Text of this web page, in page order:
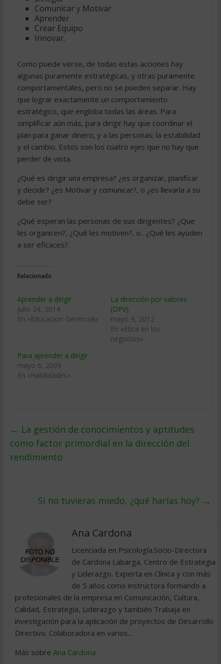
Comunicar y Motivar
Aprender
Crear Equipo
Innovar.
Como puede verse, de todas estas acciones hay
algunas puramente estratégicas, y otras puramente
comportamentales, pero no se pueden separar. Hay
que lograr exactamente un comportamiento
estratégico, que engloba todas las áreas. Para
simplificar aún más, para dirigir hay que coordinar el
plan para ganar dinero, y a las personas; la estabilidad
y el cambio. Estos son los cuatro ejes que no hay que
perder de vista.
¿Qué es dirigir una empresa? ¿es organizar, planificar
y decidir? ¿es Motivar y comunicar?, o ¿es llevarla a su
debe ser?
¿Qué esperan las personas de sus dirigentes? ¿Que
les organicen?, ¿Qué les motiven?, o…¿Qué les ayuden
a ser eficaces?.
Relacionado
Aprender a dirigir
julio 24, 2014
En «Educacion Gerencial»
La dirección por valores
(DPV)
mayo 9, 2012
En «Etica en los
negocios»
Para aprender a dirigir
mayo 6, 2009
En «Habilidades»
← La gestión de conocimientos y aptitudes
como factor primordial en la dirección del
rendimiento
Si no tuvieras miedo, ¿qué harías hoy? →
Ana Cardona
Licenciada en Psicología.Socio-Directora
de Cardona Labarga, Centro de Estrategia
y Liderazgo. Experta en Clínica y con más
de 5 años como instructora formando a
profesionales de la empresa en Comunicación, Cultura,
Calidad, Estrategia, Liderazgo y también Trabaja en
investigación para la aplicación de proyectos de Desarrollo
Directivo. Colaboradora en varios...
Más sobre Ana Cardona